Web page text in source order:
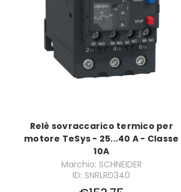
Relè sovraccarico termico per
motore TeSys - 25...40 A - Classe
10A
Marchio: SCHNEIDER
ID: SNRLRD340